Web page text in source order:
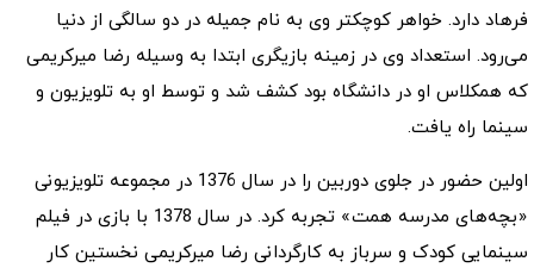
فرهاد دارد. خواهر کوچکتر وی به نام جمیله در دو سالگی از دنیا
می‌رود. استعداد وی در زمینه بازیگری ابتدا به وسیله رضا میرکریمی
که همکلاس او در دانشگاه بود کشف شد و توسط او به تلویزیون و
سینما راه یافت.
اولین حضور در جلوی دوربین را در سال 1376 در مجموعه تلویزیونی
«بچه‌های مدرسه همت» تجربه کرد. در سال 1378 با بازی در فیلم
سینمایی کودک و سرباز به کارگردانی رضا میرکریمی نخستین کار